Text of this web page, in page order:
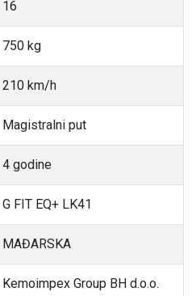
16
750 kg
210 km/h
Magistralni put
4 godine
G FIT EQ+ LK41
MAĐARSKA
Kemoimpex Group BH d.o.o.